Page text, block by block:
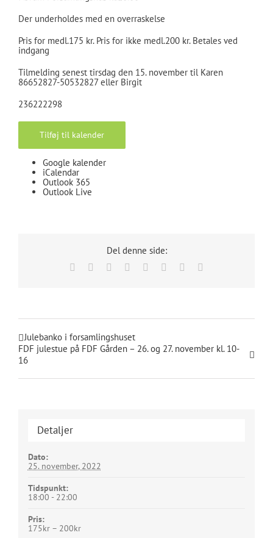
Der underholdes med en overraskelse
Pris for medl.175 kr. Pris for ikke medl.200 kr. Betales ved
indgang
Tilmelding senest tirsdag den 15. november til Karen
86652827-50532827 eller Birgit
236222298
Tilføj til kalender
Google kalender
iCalendar
Outlook 365
Outlook Live
Del denne side:
Facebook Reddit LinkedIn
TumblrPinterest
Julebanko i forsamlingshuset
FDF julestue på FDF Gården – 26. og 27. november kl. 10-
16
Detaljer
Dato:
25. november, 2022
Tidspunkt:
18:00 - 22:00
Pris:
175kr – 200kr